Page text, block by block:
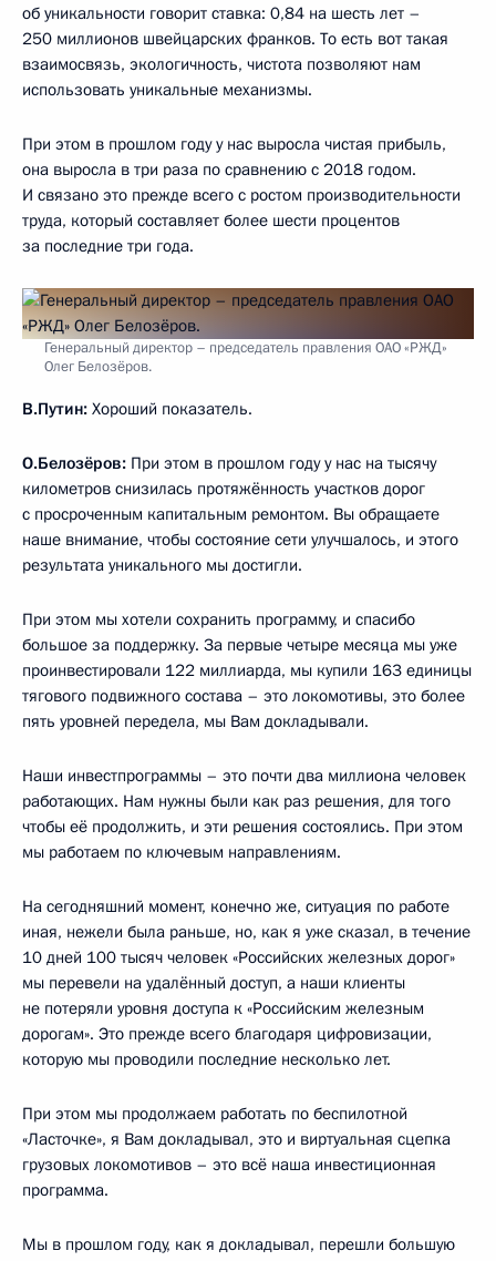
об уникальности говорит ставка: 0,84 на шесть лет –
250 миллионов швейцарских франков. То есть вот такая
взаимосвязь, экологичность, чистота позволяют нам
использовать уникальные механизмы.
При этом в прошлом году у нас выросла чистая прибыль,
она выросла в три раза по сравнению с 2018 годом.
И связано это прежде всего с ростом производительности
труда, который составляет более шести процентов
за последние три года.
Генеральный директор – председатель правления ОАО «РЖД»
Олег Белозёров.
В.Путин: Хороший показатель.
О.Белозёров: При этом в прошлом году у нас на тысячу
километров снизилась протяжённость участков дорог
с просроченным капитальным ремонтом. Вы обращаете
наше внимание, чтобы состояние сети улучшалось, и этого
результата уникального мы достигли.
При этом мы хотели сохранить программу, и спасибо
большое за поддержку. За первые четыре месяца мы уже
проинвестировали 122 миллиарда, мы купили 163 единицы
тягового подвижного состава – это локомотивы, это более
пять уровней передела, мы Вам докладывали.
Наши инвестпрограммы – это почти два миллиона человек
работающих. Нам нужны были как раз решения, для того
чтобы её продолжить, и эти решения состоялись. При этом
мы работаем по ключевым направлениям.
На сегодняшний момент, конечно же, ситуация по работе
иная, нежели была раньше, но, как я уже сказал, в течение
10 дней 100 тысяч человек «Российских железных дорог»
мы перевели на удалённый доступ, а наши клиенты
не потеряли уровня доступа к «Российским железным
дорогам». Это прежде всего благодаря цифровизации,
которую мы проводили последние несколько лет.
При этом мы продолжаем работать по беспилотной
«Ласточке», я Вам докладывал, это и виртуальная сцепка
грузовых локомотивов – это всё наша инвестиционная
программа.
Мы в прошлом году, как я докладывал, перешли большую